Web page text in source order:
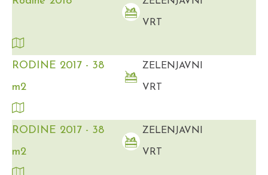
VRT
RODINE 2017 - 38
m2
ZELENJAVNI
VRT
RODINE 2017 - 38
m2
ZELENJAVNI
VRT